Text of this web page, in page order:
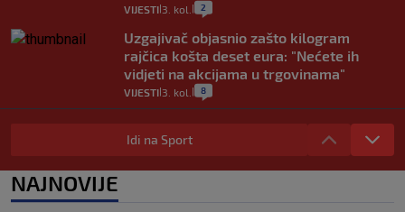
VIJESTI 3. kol. 2
Uzgajivač objasnio zašto kilogram
rajčica košta deset eura: "Nećete ih
vidjeti na akcijama u trgovinama"
VIJESTI 3. kol. 8
Selidba je jedno od stresnijih iskustava.
Evo aktualnih cijena i nekoliko savjeta
0
Idi na Sport
NAJNOVIJE